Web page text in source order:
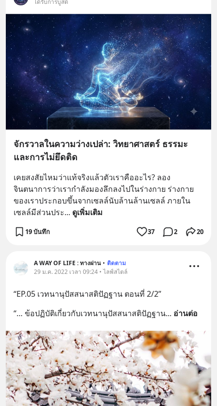
จักรวาลในความว่างเปล่า: วิทยาศาสตร์ ธรรมะ
และการไม่ยึดติด
เคยสงสัยไหมว่าแท้จริงแล้วตัวเราคืออะไร? ลอง
จินตนาการว่าเรากำลังมองลึกลงไปในร่างกาย ร่างกาย
ของเราประกอบขึ้นจากเซลล์นับล้านล้านเซลล์ ภายใน
เซลล์มีส่วนประ... ดูเพิ่มเติม
19 บันทึก 37 2 20
A WAY OF LIFE : ทางผ่าน • ติดตาม
29 ม.ค. 2022 เวลา 09:24 • ไลฟ์สไตล์
“EP.05 เวทนานุปัสสนาสติปัฏฐาน ตอนที่ 2/2”
“… ข้อปฏิบัติเกี่ยวกับเวทนานุปัสสนาสติปัฏฐาน... อ่านต่อ